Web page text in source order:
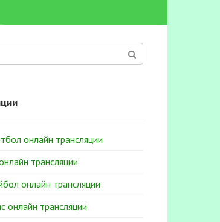
онлайн трансляции
трансляции
онлайн трансляции
онлайн трансляции